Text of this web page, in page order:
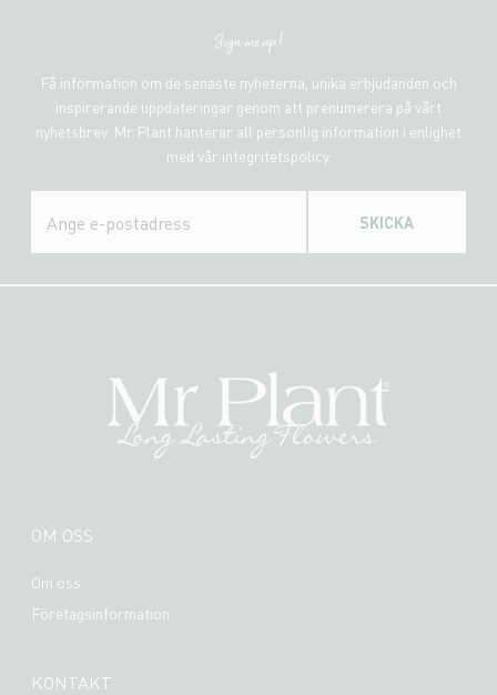
Sign me up!
Få information om de senaste nyheterna, unika erbjudanden och
inspirerande uppdateringar genom att prenumerera på vårt
nyhetsbrev. Mr Plant hanterar all personlig information i enlighet
med vår integritetspolicy.
SKICKA
OM OSS
Om oss
Företagsinformation
KONTAKT